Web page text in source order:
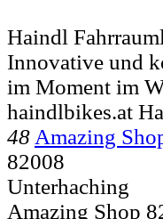
Haindl
Innovative und
im Moment im
haindlbikes.at
48 Amazing
82008
Unterhaching
Amazing Shop